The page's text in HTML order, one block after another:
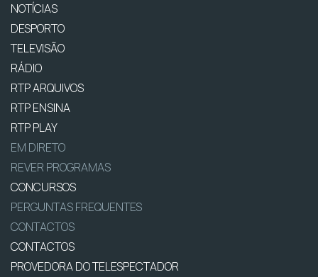
NOTÍCIAS
DESPORTO
TELEVISÃO
RÁDIO
RTP ARQUIVOS
RTP ENSINA
RTP PLAY
EM DIRETO
REVER PROGRAMAS
CONCURSOS
PERGUNTAS FREQUENTES
CONTACTOS
CONTACTOS
PROVEDORA DO TELESPECTADOR